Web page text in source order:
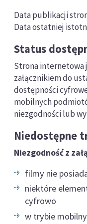
Data publikacji
Data ostatniej
Status
Strona internetowa
załącznikiem do
dostępności
mobilnych
niezgodności lub
Niedostępne
Niezgodność z
filmy nie
niektóre
cyfrowo
w trybie